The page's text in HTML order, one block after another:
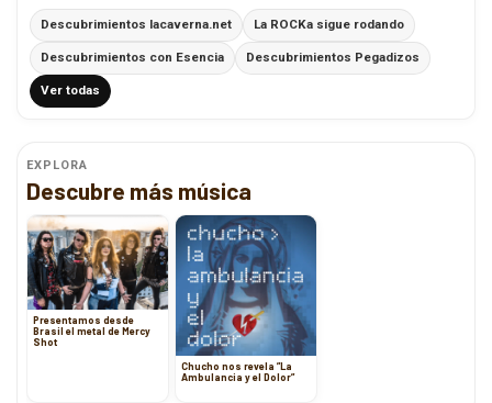
Descubrimientos lacaverna.net La ROCKa sigue rodando
Descubrimientos con Esencia Descubrimientos Pegadizos
Ver todas
EXPLORA
Descubre más música
Presentamos desde
Brasil el metal de Mercy
Shot
Chucho nos revela ”La
Ambulancia y el Dolor”